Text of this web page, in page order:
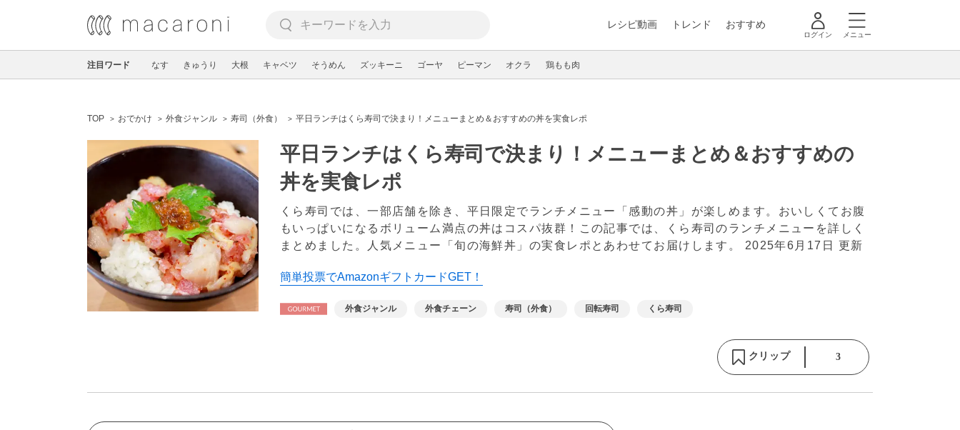
レシピ動画 トレンド おすすめ
ログイン メニュー
注目ワード なす きゅうり 大根 キャベツ そうめん ズッキーニ ゴーヤ ピーマン オクラ 鶏もも肉
TOP おでかけ 外食ジャンル 寿司（外食） 平日ランチはくら寿司で決まり！メニューまとめ＆おすすめの丼を実食レポ
平日ランチはくら寿司で決まり！メニューまとめ＆おすすめの
丼を実食レポ
くら寿司では、一部店舗を除き、平日限定でランチメニュー「感動の丼」が楽しめます。おいしくてお腹
もいっぱいになるボリューム満点の丼はコスパ抜群！この記事では、くら寿司のランチメニューを詳しく
まとめました。人気メニュー「旬の海鮮丼」の実食レポとあわせてお届けします。 2025年6月17日 更新
簡単投票でAmazonギフトカードGET！
外食ジャンル 外食チェーン 寿司（外食） 回転寿司 くら寿司
クリップ 3